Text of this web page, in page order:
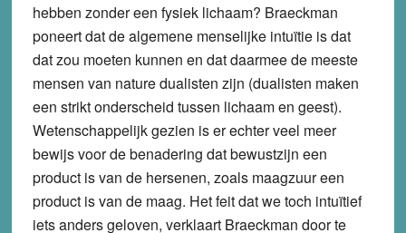
hebben zonder een fysiek lichaam? Braeckman
poneert dat de algemene menselijke intuïtie is dat
dat zou moeten kunnen en dat daarmee de meeste
mensen van nature dualisten zijn (dualisten maken
een strikt onderscheid tussen lichaam en geest).
Wetenschappelijk gezien is er echter veel meer
bewijs voor de benadering dat bewustzijn een
product is van de hersenen, zoals maagzuur een
product is van de maag. Het feit dat we toch intuïtief
iets anders geloven, verklaart Braeckman door te